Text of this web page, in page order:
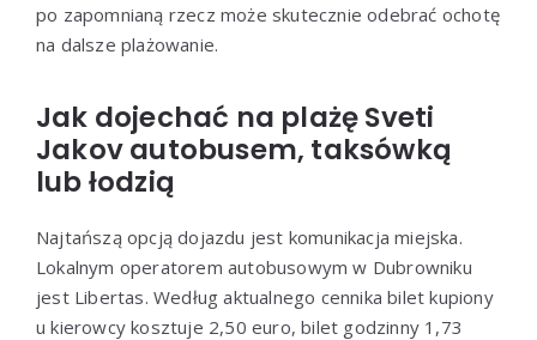
po zapomnianą rzecz może skutecznie odebrać ochotę
na dalsze plażowanie.
Jak dojechać na plażę Sveti
Jakov autobusem, taksówką
lub łodzią
Najtańszą opcją dojazdu jest komunikacja miejska.
Lokalnym operatorem autobusowym w Dubrowniku
jest Libertas. Według aktualnego cennika bilet kupiony
u kierowcy kosztuje 2,50 euro, bilet godzinny 1,73